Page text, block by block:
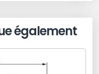
également